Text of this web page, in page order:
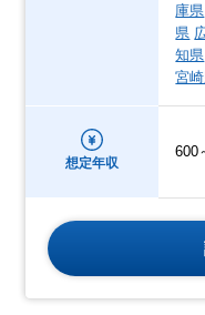
庫県
県
知県
宮
想定年収
600